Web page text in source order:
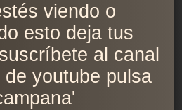
viendo o
esto deja tus
al canal
youtube pulsa